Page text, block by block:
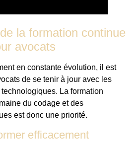
la formation continue
avocats
en constante évolution, il est
de se tenir à jour avec les
La formation
du codage et des
est donc une priorité.
efficacement